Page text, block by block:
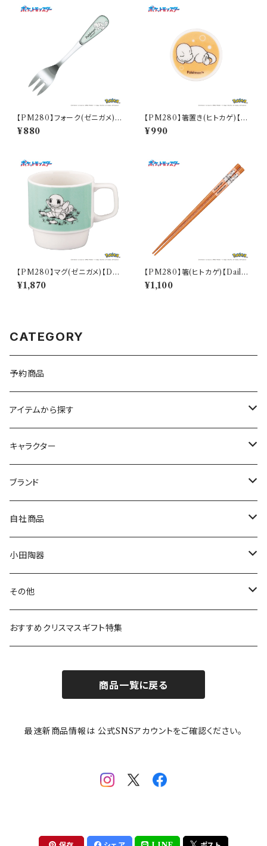
【PM280】フォーク(ゼニガメ)
【Daily Sketch】PM283-851
¥880
【PM280】箸置き(ヒトカゲ)【D
aily Sketch】PM282-402
¥990
【PM280】マグ(ゼニガメ)【Dail
y Sketch】PM283-11
¥1,870
【PM280】箸(ヒトカゲ)【Daily
Sketch】PM282-840
¥1,100
CATEGORY
予約商品
アイテムから探す
九谷焼
マグ＆カップ
プレート
ボウル
ガラスウェア
カトラリー
キャラクター
ムーミン
80th記念アイテム
リトルミイの日記念アイテム
MOOMIN ANIMATION
スヌーピー
ピーターラビット
ポケットモンスター
mofusand（モフサンド）
mofsand×日比谷花壇
ブランド
LA AMYS(エミーズ)
LISA LARSON(リサラーソン)
LAURA ASHLEY(ローラ アシュレイ)
Finlayson(フィンレイソン)
HANAE MORI(ハナエモリ)
THE BEATLES(ザ・ビートルズ)
自社商品
ねこ企画
Cecera(セセラ)
CELEC(セレック)
隅切り重箱
小田陶器
さざなみ
吉祥
メイメイウェア
SoSo(ソソ）
その他
リサイクル食器
おすすめクリスマスギフト特集
商品一覧に戻る
最速新商品情報は 公式SNSアカウントをご確認ください。